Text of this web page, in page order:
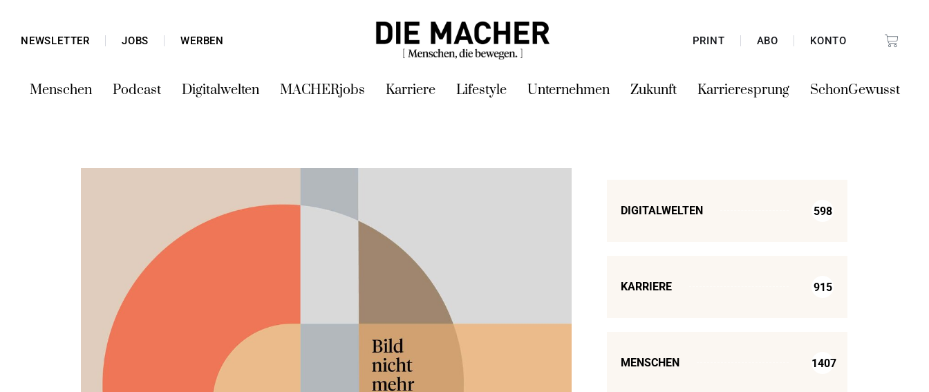
NEWSLETTER JOBS WERBEN PRINT ABO KONTO
Menschen Podcast Digitalwelten MACHERjobs Karriere Lifestyle Unternehmen Zukunft Karrieresprung SchonGewusst
DIGITALWELTEN 598
KARRIERE 915
MENSCHEN 1407